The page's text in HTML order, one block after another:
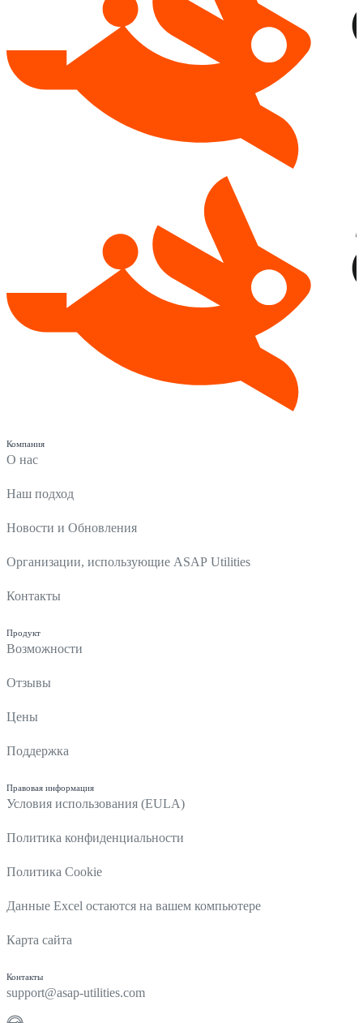
Компания
О нас
Наш подход
Новости и Обновления
Организации, использующие ASAP Utilities
Контакты
Продукт
Возможности
Отзывы
Цены
Поддержка
Правовая информация
Условия использования (EULA)
Политика конфиденциальности
Политика Cookie
Данные Excel остаются на вашем компьютере
Карта сайта
Контакты
support@asap-utilities.com